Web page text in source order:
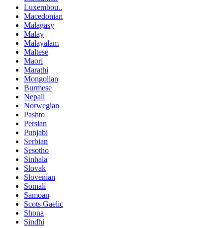
Luxembou..
Macedonian
Malagasy
Malay
Malayalam
Maltese
Maori
Marathi
Mongolian
Burmese
Nepali
Norwegian
Pashto
Persian
Punjabi
Serbian
Sesotho
Sinhala
Slovak
Slovenian
Somali
Samoan
Scots Gaelic
Shona
Sindhi